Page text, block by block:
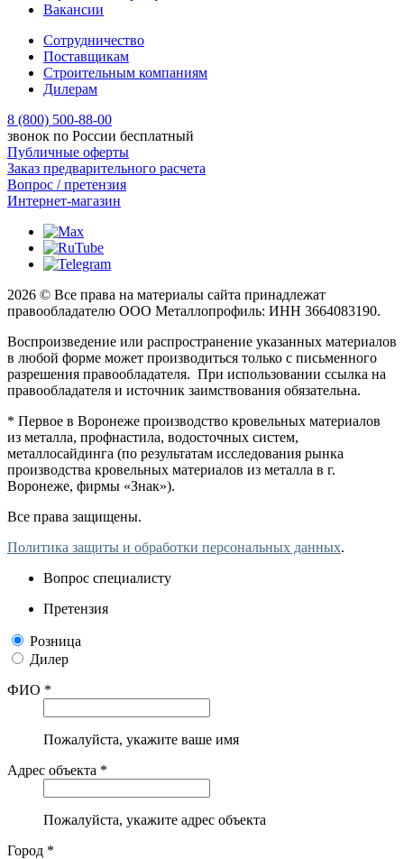
Вакансии
Сотрудничество
Поставщикам
Строительным компаниям
Дилерам
8 (800) 500-88-00
звонок по России бесплатный
Публичные оферты
Заказ предварительного расчета
Вопрос / претензия
Интернет-магазин
2026 © Все права на материалы сайта принадлежат
правообладателю ООО Металлопрофиль: ИНН 3664083190.
Воспроизведение или распространение указанных материалов
в любой форме может производиться только с письменного
разрешения правообладателя. При использовании ссылка на
правообладателя и источник заимствования обязательна.
* Первое в Воронеже производство кровельных материалов
из металла, профнастила, водосточных систем,
металлосайдинга (по результатам исследования рынка
производства кровельных материалов из металла в г.
Воронеже, фирмы «Знак»).
Все права защищены.
Политика защиты и обработки персональных данных.
Вопрос специалисту
Претензия
Розница
Дилер
ФИО *
Пожалуйста, укажите ваше имя
Адрес объекта *
Пожалуйста, укажите адрес объекта
Город *